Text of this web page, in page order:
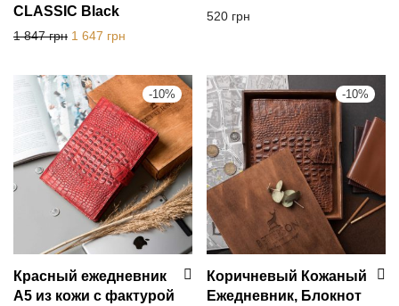
CLASSIC Black
1 847грн Первоначальная цена составляла 1 847 грн.
1 647 грн
520 грн
-10%
Красный ежедневник
А5 из кожи с фактурой
-10%
Коричневый Кожаный
Ежедневник, Блокнот